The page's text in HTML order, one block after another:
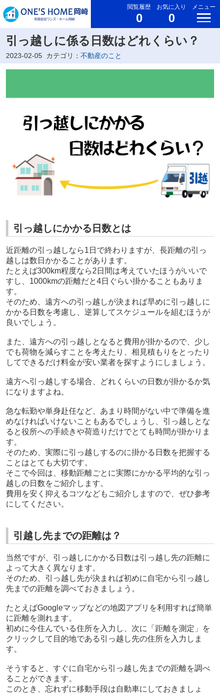
閲覧履歴
0
お気に入り
0
メニュー
引っ越しに係る日数はどれくらい？
2023-02-05 カテゴリ： 不動産のこと
引っ越しにかかる日数とは
近距離の引っ越しなら1日で終わりますが、長距離の引っ
越しは数日かかることがあります。
たとえば300km程度なら2日間は考えていたほうがいいで
すし、1000kmの距離だと4日ぐらい掛かることもありま
す。
そのため、遠方への引っ越しが決まれば早めに引っ越しに
かかる日数を考慮し、逆算してスケジュールを組むほうが
良いでしょう。
また、遠方への引っ越しとなると費用が掛かるので、少し
でも荷物を減らすことを考えたり、相見積もりをとったり
してできるだけ料金が安い業者を探すようにしましょう。
遠方へ引っ越しする場合、どれくらいの日数が掛かるか気
になりますよね。
急な転勤や単身赴任など、あまり時間がない中で準備を進
めなければいけないこともあるでしょうし、引っ越しとな
ると役所への手続きや荷造りだけでとても時間が掛かりま
す。
そのため、実際に引っ越しするのに掛かる日数を把握する
ことはとても大切です。
そこで今回は、移動距離ごとに実際にかかる平均的な引っ
越しの日数をご紹介します。
費用を安く抑えるコツなどもご紹介しますので、ぜひ参考
にしてください。
引越し先までの距離は？
当然ですが、引っ越しにかかる日数は引っ越し先の距離に
よって大きく異なります。
そのため、引っ越し先が決まれば初めに自宅から引っ越し
先までの距離を調べておきましょう。
たとえばGoogleマップなどの地図アプリを利用すれば簡単
に距離を測れます。
初めに今住んでいる住所を入力し、次に「距離を測定」を
クリックして目的地である引っ越し先の住所を入力しま
す。
そうすると、すぐに自宅から引っ越し先までの距離を調べ
ることができます。
このとき、忘れずに移動手段は自動車にしておきましょ